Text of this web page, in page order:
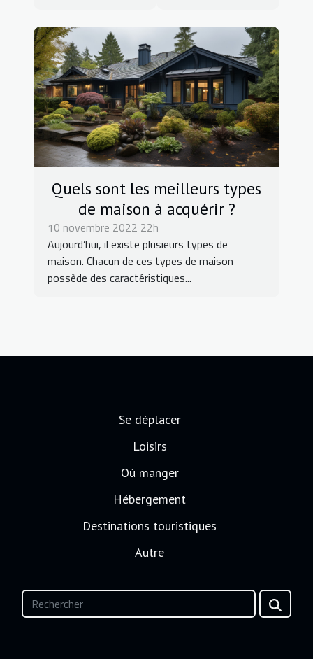
Quels sont les meilleurs types
de maison à acquérir ?
10 novembre 2022 22h
Aujourd’hui, il existe plusieurs types de
maison. Chacun de ces types de maison
possède des caractéristiques...
Se déplacer
Loisirs
Où manger
Hébergement
Destinations touristiques
Autre